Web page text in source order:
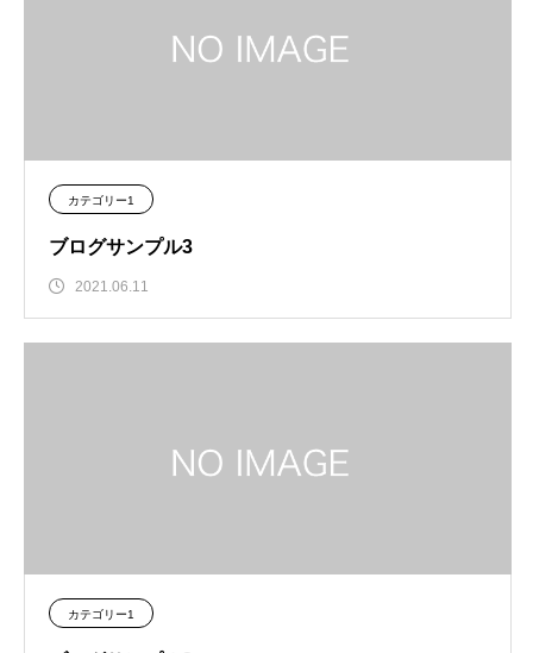
カテゴリー1
ブログサンプル3
2021.06.11
カテゴリー1